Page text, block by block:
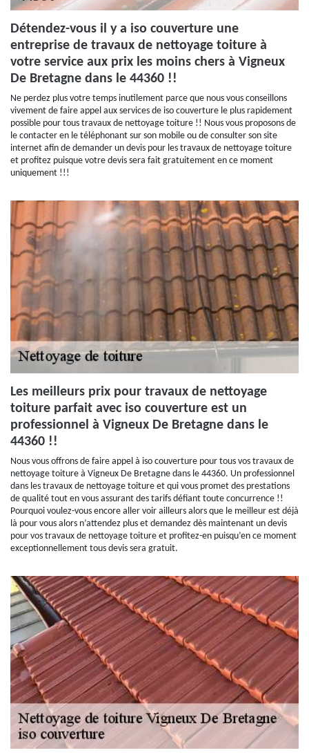
Détendez-vous il y a iso couverture une
entreprise de travaux de nettoyage toiture à
votre service aux prix les moins chers à Vigneux
De Bretagne dans le 44360 !!
Ne perdez plus votre temps inutilement parce que nous vous conseillons
vivement de faire appel aux services de iso couverture le plus rapidement
possible pour tous travaux de nettoyage toiture !! Nous vous proposons de
le contacter en le téléphonant sur son mobile ou de consulter son site
internet afin de demander un devis pour les travaux de nettoyage toiture
et profitez puisque votre devis sera fait gratuitement en ce moment
uniquement !!!
Les meilleurs prix pour travaux de nettoyage
toiture parfait avec iso couverture est un
professionnel à Vigneux De Bretagne dans le
44360 !!
Nous vous offrons de faire appel à iso couverture pour tous vos travaux de
nettoyage toiture à Vigneux De Bretagne dans le 44360. Un professionnel
dans les travaux de nettoyage toiture et qui vous promet des prestations
de qualité tout en vous assurant des tarifs défiant toute concurrence !!
Pourquoi voulez-vous encore aller voir ailleurs alors que le meilleur est déjà
là pour vous alors n’attendez plus et demandez dès maintenant un devis
pour vos travaux de nettoyage toiture et profitez-en puisqu’en ce moment
exceptionnellement tous devis sera gratuit.